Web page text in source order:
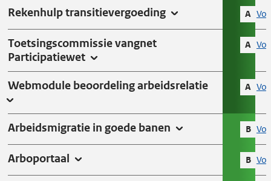
u
s
s
e
n
Rekenhulp transitievergoeding A
Toetsingscommissie vangnet
Participatiewet
A
Webmodule beoordeling arbeidsrelatie A
Arbeidsmigratie in goede banen B
Arboportaal B